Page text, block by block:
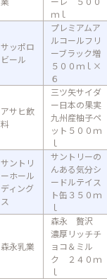
ｍｌ
サッポロ
ビール
プレミアムア
ルコールフリ
ーブラック増
５００ｍｌ×
６
アサヒ飲
料
三ツ矢サイダ
ー日本の果実
九州産柚子ペ
ット５００ｍ
ｌ
サントリ
ーホール
ディング
ス
サントリーの
んある気分シ
ードルテイス
ト缶３５０ｍ
ｌ
森永乳業
森永 贅沢
濃厚リッチチ
ョコ＆ミル
ク ２４０ｍ
ｌ